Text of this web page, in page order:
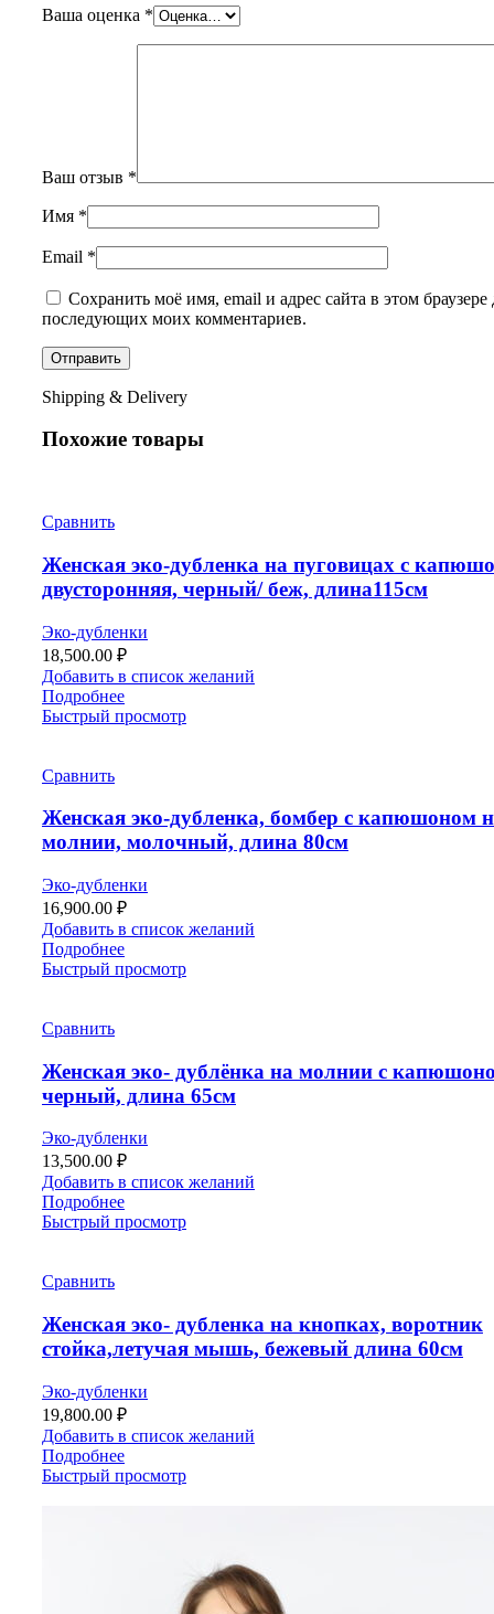
Ваша оценка *
Ваш отзыв *
Имя *
Email *
Сохранить моё имя, email и адрес сайта в этом браузере
последующих моих комментариев.
Shipping & Delivery
Похожие товары
Сравнить
Женская эко-дубленка на пуговицах с
двусторонняя, черный/ беж, длина115см
Эко-дубленки
18,500.00 ₽
Добавить в список желаний
Подробнее
Быстрый просмотр
Сравнить
Женская эко-дубленка, бомбер с капюшоном
молнии, молочный, длина 80см
Эко-дубленки
16,900.00 ₽
Добавить в список желаний
Подробнее
Быстрый просмотр
Сравнить
Женская эко- дублёнка на молнии с
черный, длина 65см
Эко-дубленки
13,500.00 ₽
Добавить в список желаний
Подробнее
Быстрый просмотр
Сравнить
Женская эко- дубленка на кнопках, воротник
стойка,летучая мышь, бежевый длина 60см
Эко-дубленки
19,800.00 ₽
Добавить в список желаний
Подробнее
Быстрый просмотр